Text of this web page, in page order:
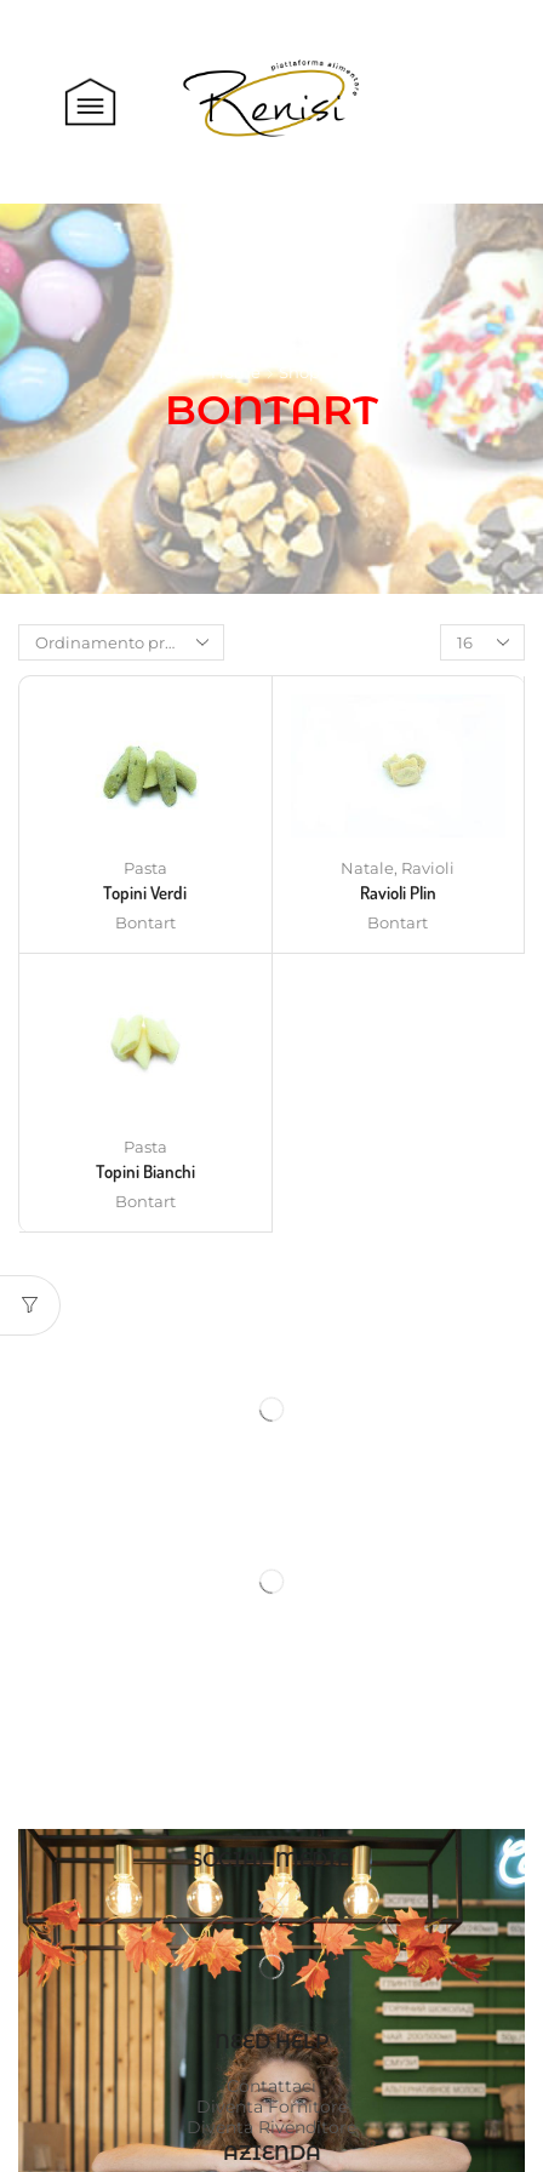
Home Shop
BONTART
Pasta
Topini Verdi
Bontart
Natale, Ravioli
Ravioli Plin
Bontart
Pasta
Topini Bianchi
Bontart
SOCIAL MEDIA
NEED HELP
Contattaci
Diventa Fornitore
Diventa Rivenditore
AZIENDA